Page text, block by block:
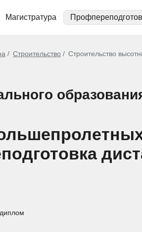
Магистратура
Строительство Строительство